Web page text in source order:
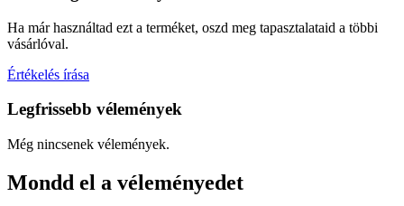
Ha már használtad ezt a terméket, oszd meg tapasztalataid a többi
vásárlóval.
Értékelés írása
Legfrissebb vélemények
Még nincsenek vélemények.
Mondd el a véleményedet